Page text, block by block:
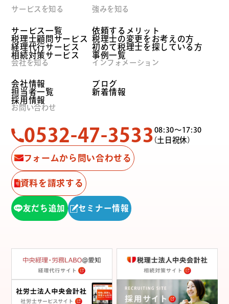
サービスを知る
サービス一覧
税理士顧問サービス
経理代行サービス
相続対策サービス
強みを知る
依頼するメリット
税理士の変更をお考えの方
初めて税理士を探している方
事例一覧
会社を知る
会社情報
担当者一覧
採用情報
インフォメーション
ブログ
新着情報
お問い合わせ
0532-47-3533 08:30〜17:30
（土日祝休）
フォームから問い合わせる
資料を請求する
友だち追加 セミナー情報